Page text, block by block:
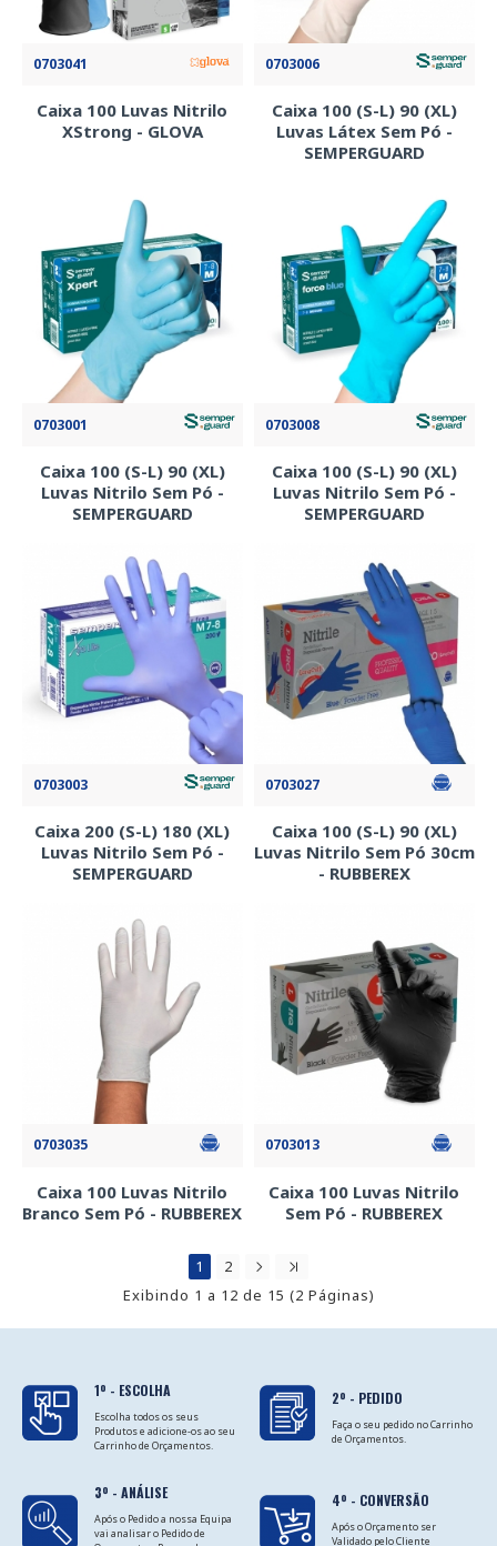
0703041
Caixa 100 Luvas Nitrilo
XStrong - GLOVA
0703006
Caixa 100 (S-L) 90 (XL)
Luvas Látex Sem Pó -
SEMPERGUARD
0703001
Caixa 100 (S-L) 90 (XL)
Luvas Nitrilo Sem Pó -
SEMPERGUARD
0703008
Caixa 100 (S-L) 90 (XL)
Luvas Nitrilo Sem Pó -
SEMPERGUARD
0703003
Caixa 200 (S-L) 180 (XL)
Luvas Nitrilo Sem Pó -
SEMPERGUARD
0703027
Caixa 100 (S-L) 90 (XL)
Luvas Nitrilo Sem Pó 30cm
- RUBBEREX
0703035
Caixa 100 Luvas Nitrilo
Branco Sem Pó - RUBBEREX
0703013
Caixa 100 Luvas Nitrilo
Sem Pó - RUBBEREX
1
2
Exibindo 1 a 12 de 15 (2 Páginas)
1º - ESCOLHA
Escolha todos os seus
Produtos e adicione-os ao seu
Carrinho de Orçamentos.
2º - PEDIDO
Faça o seu pedido no Carrinho
de Orçamentos.
3º - ANÁLISE
Após o Pedido a nossa Equipa
vai analisar o Pedido de
4º - CONVERSÃO
Após o Orçamento ser
Validado pelo Cliente